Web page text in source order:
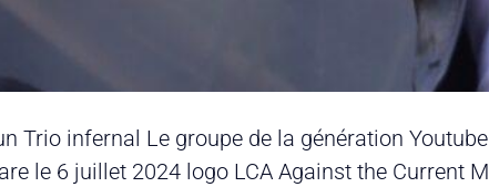
Trio infernal Le groupe de la génération
le 6 juillet 2024 logo LCA Against the Current